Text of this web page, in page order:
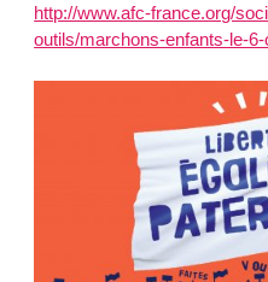
http://www.afc-france.org/
outils/marchons-enfants-le-